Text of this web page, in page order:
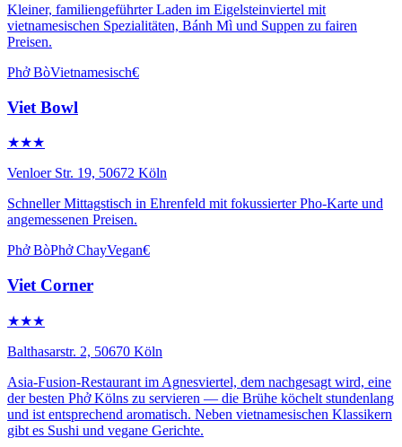
Kleiner, familiengeführter Laden im Eigelsteinviertel mit
vietnamesischen Spezialitäten, Bánh Mì und Suppen zu fairen
Preisen.
Phở BòVietnamesisch€
Viet Bowl
★★★
Venloer Str. 19, 50672 Köln
Schneller Mittagstisch in Ehrenfeld mit fokussierter Pho-Karte und
angemessenen Preisen.
Phở BòPhở ChayVegan€
Viet Corner
★★★
Balthasarstr. 2, 50670 Köln
Asia-Fusion-Restaurant im Agnesviertel, dem nachgesagt wird, eine
der besten Phở Kölns zu servieren — die Brühe köchelt stundenlang
und ist entsprechend aromatisch. Neben vietnamesischen Klassikern
gibt es Sushi und vegane Gerichte.